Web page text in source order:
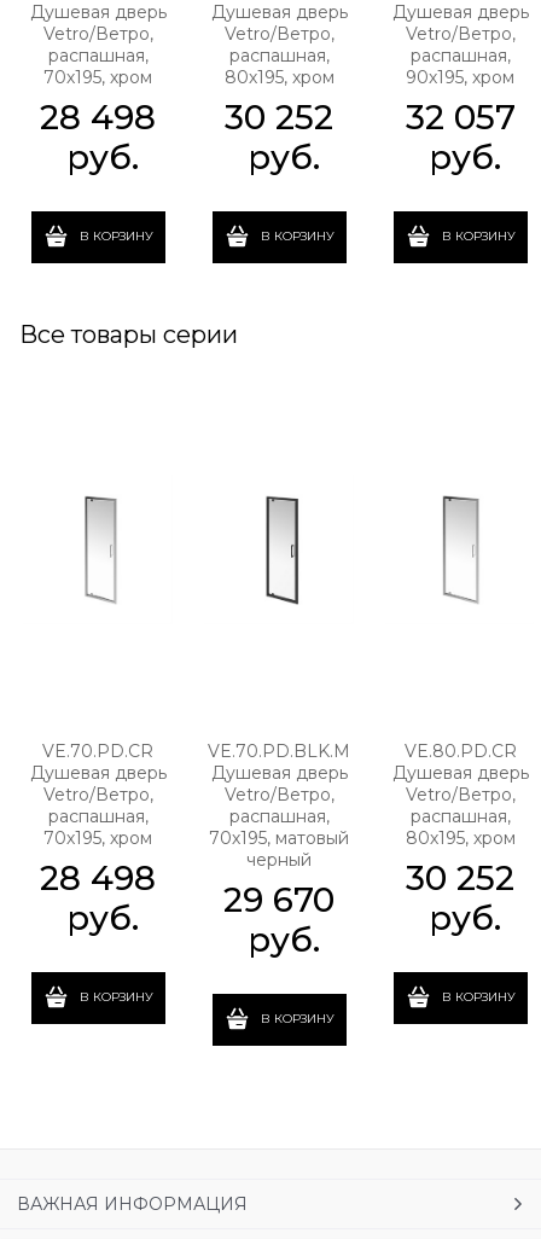
Душевая дверь
Vetro/Ветро,
распашная,
70х195, хром
28 498
руб.
В КОРЗИНУ
Душевая дверь
Vetro/Ветро,
распашная,
80х195, хром
30 252
руб.
В КОРЗИНУ
Душевая дверь
Vetro/Ветро,
распашная,
90х195, хром
32 057
руб.
В КОРЗИНУ
Все товары серии
VE.70.PD.CR
Душевая дверь
Vetro/Ветро,
распашная,
70х195, хром
28 498
руб.
В КОРЗИНУ
VE.70.PD.BLK.M
Душевая дверь
Vetro/Ветро,
распашная,
70х195, матовый
черный
29 670
руб.
В КОРЗИНУ
VE.80.PD.CR
Душевая дверь
Vetro/Ветро,
распашная,
80х195, хром
30 252
руб.
В КОРЗИНУ
ВАЖНАЯ ИНФОРМАЦИЯ